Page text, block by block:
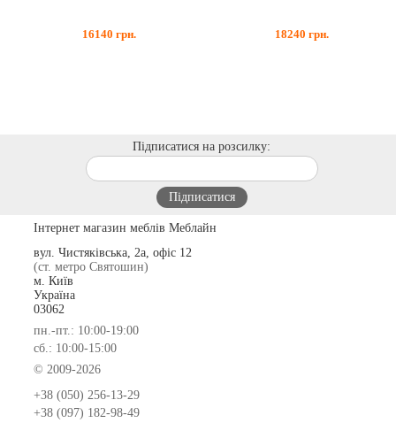
16140 грн. 18240 грн.
Підписатися на розсилку:
Інтернет магазин меблів Меблайн
вул. Чистяківська, 2а, офіс 12
(ст. метро Святошин)
м. Київ
Україна
03062
пн.-пт.: 10:00-19:00
сб.: 10:00-15:00
© 2009-2026
+38 (050) 256-13-29
+38 (097) 182-98-49